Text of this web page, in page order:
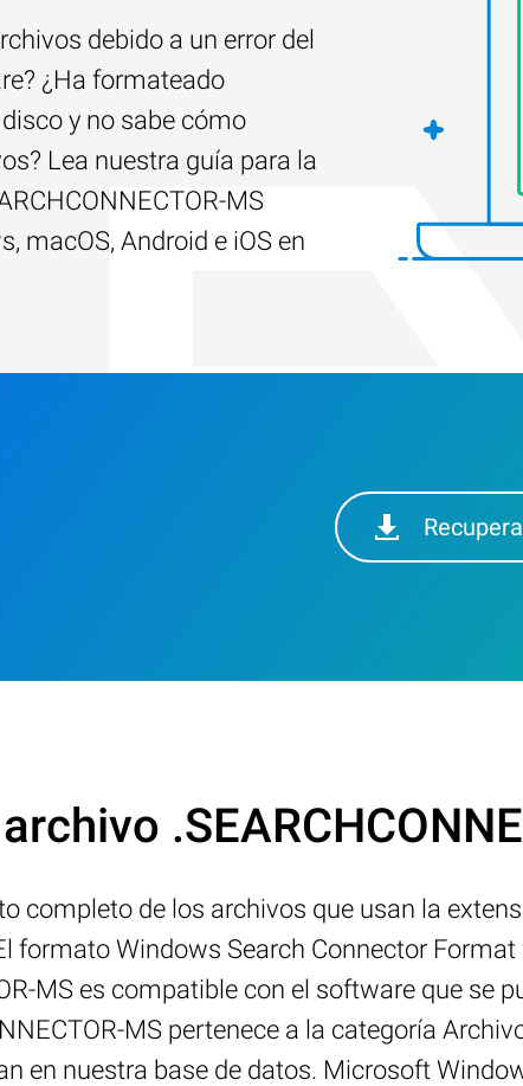
debido a un error del
¿Ha formateado
y no sabe cómo
Lea nuestra guía para la
MS
macOS, Android e iOS en
completo de los archivos que usan la
formato Windows Search Connector
MS es compatible con el software que se
MS pertenece a la categoría
en nuestra base de datos. Microsoft